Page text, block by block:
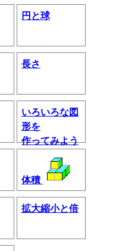
円と球
長さ
いろいろな図
形を
作ってみよう
体積
拡大縮小と倍